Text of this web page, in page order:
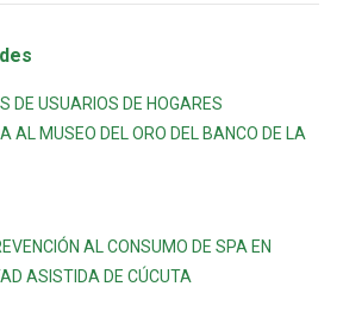
DE USUARIOS DE HOGARES
AL MUSEO DEL ORO DEL BANCO DE LA
AL CONSUMO DE SPA EN
ASISTIDA DE CÚCUTA